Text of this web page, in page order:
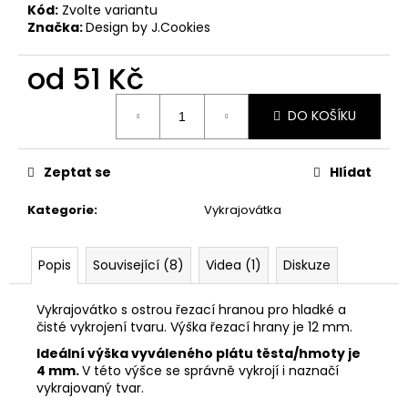
Kód: Zvolte variantu
Značka:Design by J.Cookies
od 51 Kč
DO KOŠÍKU
Kategorie: Vykrajovátka
Zeptat se Hlídat
Popis Související (8) Videa (1) Diskuze
Vykrajovátko s ostrou řezací hranou pro hladké a
čisté vykrojení tvaru. Výška řezací hrany je 12 mm.
Ideální výška vyváleného plátu těsta/hmoty je
4 mm.V této výšce se správně vykrojí i naznačí
vykrajovaný tvar.
u
č
u
e
VYKRAJOVÁTKA
KOLEKCE
39